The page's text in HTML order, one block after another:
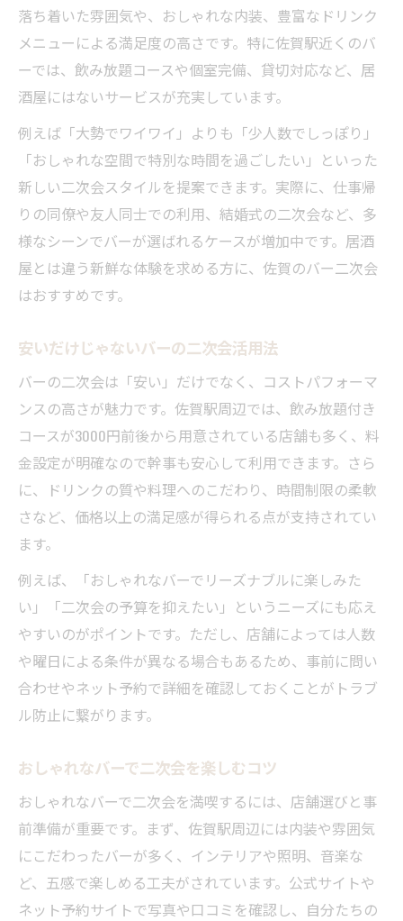
落ち着いた雰囲気や、おしゃれな内装、豊富なドリンク
メニューによる満足度の高さです。特に佐賀駅近くのバ
ーでは、飲み放題コースや個室完備、貸切対応など、居
酒屋にはないサービスが充実しています。
例えば「大勢でワイワイ」よりも「少人数でしっぽり」
「おしゃれな空間で特別な時間を過ごしたい」といった
新しい二次会スタイルを提案できます。実際に、仕事帰
りの同僚や友人同士での利用、結婚式の二次会など、多
様なシーンでバーが選ばれるケースが増加中です。居酒
屋とは違う新鮮な体験を求める方に、佐賀のバー二次会
はおすすめです。
安いだけじゃないバーの二次会活用法
バーの二次会は「安い」だけでなく、コストパフォーマ
ンスの高さが魅力です。佐賀駅周辺では、飲み放題付き
コースが3000円前後から用意されている店舗も多く、料
金設定が明確なので幹事も安心して利用できます。さら
に、ドリンクの質や料理へのこだわり、時間制限の柔軟
さなど、価格以上の満足感が得られる点が支持されてい
ます。
例えば、「おしゃれなバーでリーズナブルに楽しみた
い」「二次会の予算を抑えたい」というニーズにも応え
やすいのがポイントです。ただし、店舗によっては人数
や曜日による条件が異なる場合もあるため、事前に問い
合わせやネット予約で詳細を確認しておくことがトラブ
ル防止に繋がります。
おしゃれなバーで二次会を楽しむコツ
おしゃれなバーで二次会を満喫するには、店舗選びと事
前準備が重要です。まず、佐賀駅周辺には内装や雰囲気
にこだわったバーが多く、インテリアや照明、音楽な
ど、五感で楽しめる工夫がされています。公式サイトや
ネット予約サイトで写真や口コミを確認し、自分たちの